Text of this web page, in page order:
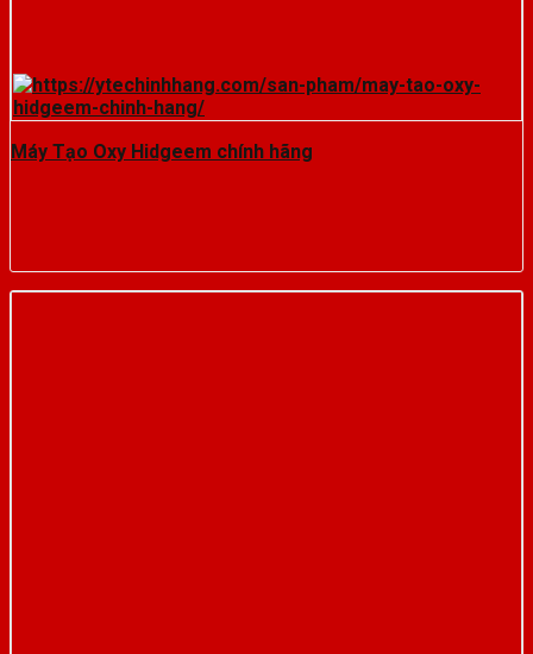
Máy Tạo Oxy Hidgeem chính hãng